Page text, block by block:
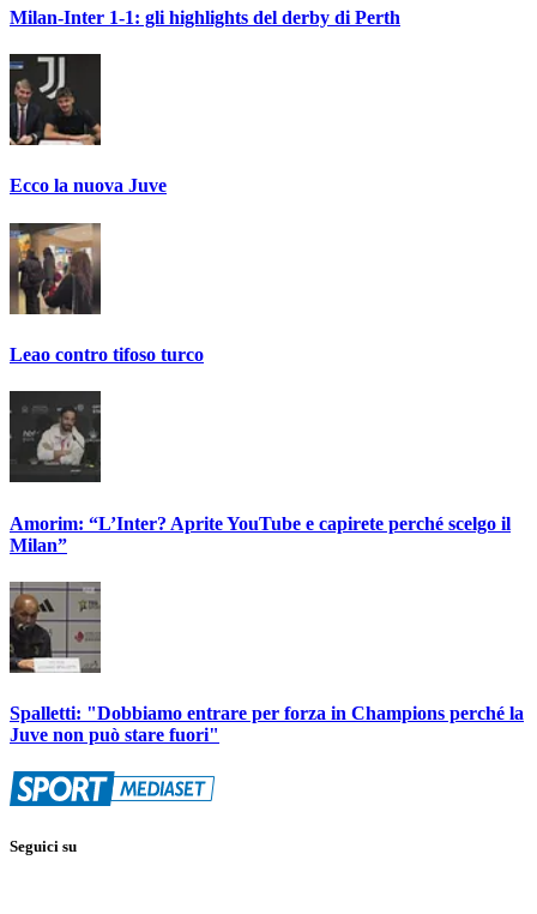
Milan-Inter 1-1: gli highlights del derby di Perth
Ecco la nuova Juve
Leao contro tifoso turco
Amorim: “L’Inter? Aprite YouTube e capirete perché scelgo il
Milan”
Spalletti: "Dobbiamo entrare per forza in Champions perché la
Juve non può stare fuori"
Seguici su